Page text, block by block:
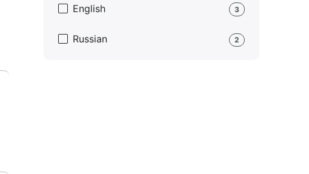
English 3
Russian 2